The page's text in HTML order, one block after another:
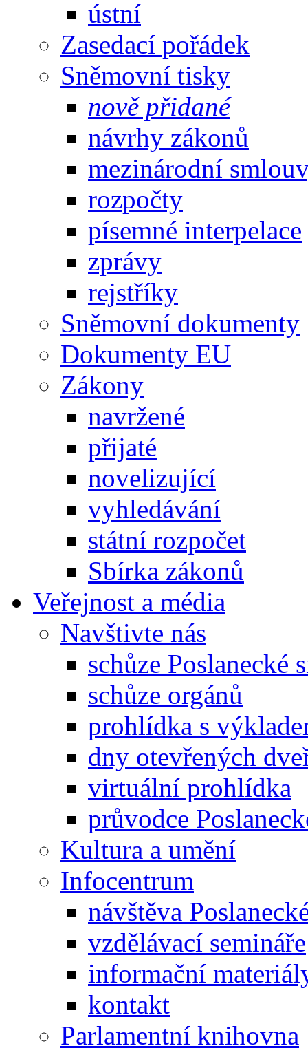
ústní
Zasedací pořádek
Sněmovní tisky
nově přidané
návrhy zákonů
mezinárodní
rozpočty
písemné interpelace
zprávy
rejstříky
Sněmovní dokumenty
Dokumenty EU
Zákony
navržené
přijaté
novelizující
vyhledávání
státní rozpočet
Sbírka zákonů
Veřejnost a média
Navštivte nás
schůze Poslanecké
schůze orgánů
prohlídka s
dny otevřených
virtuální prohlídka
průvodce
Kultura a umění
Infocentrum
návštěva
vzdělávací semináře
informační
kontakt
Parlamentní knihovna